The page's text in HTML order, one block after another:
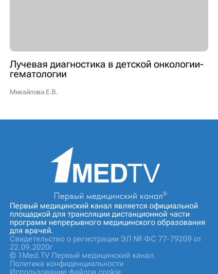
Лучевая диагностика в детской онкологии-
гематологии
Михайлова Е.В.
Первый медицинский канал является официальной
площадкой для трансляции дистанционной части
программ непрерывного медицинского образования
для врачей.
Свидетельство о регистрации ЭЛ № ФС 77-79209 от
22.09.2020г
© 1Med.TV Первый медицинский канал.
Политика конфиденциальности
Использование файлов cookie